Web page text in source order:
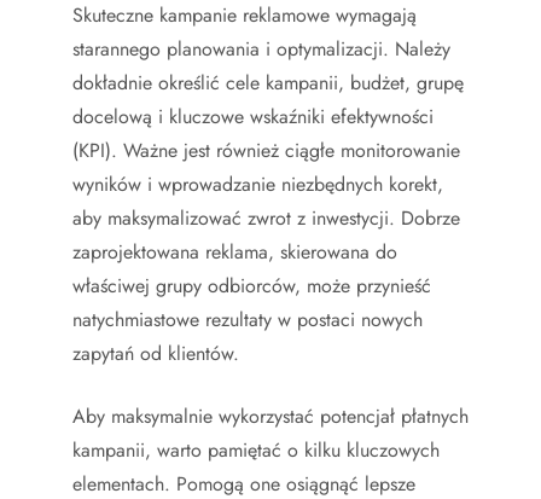
Skuteczne kampanie reklamowe wymagają
starannego planowania i optymalizacji. Należy
dokładnie określić cele kampanii, budżet, grupę
docelową i kluczowe wskaźniki efektywności
(KPI). Ważne jest również ciągłe monitorowanie
wyników i wprowadzanie niezbędnych korekt,
aby maksymalizować zwrot z inwestycji. Dobrze
zaprojektowana reklama, skierowana do
właściwej grupy odbiorców, może przynieść
natychmiastowe rezultaty w postaci nowych
zapytań od klientów.
Aby maksymalnie wykorzystać potencjał płatnych
kampanii, warto pamiętać o kilku kluczowych
elementach. Pomogą one osiągnąć lepsze